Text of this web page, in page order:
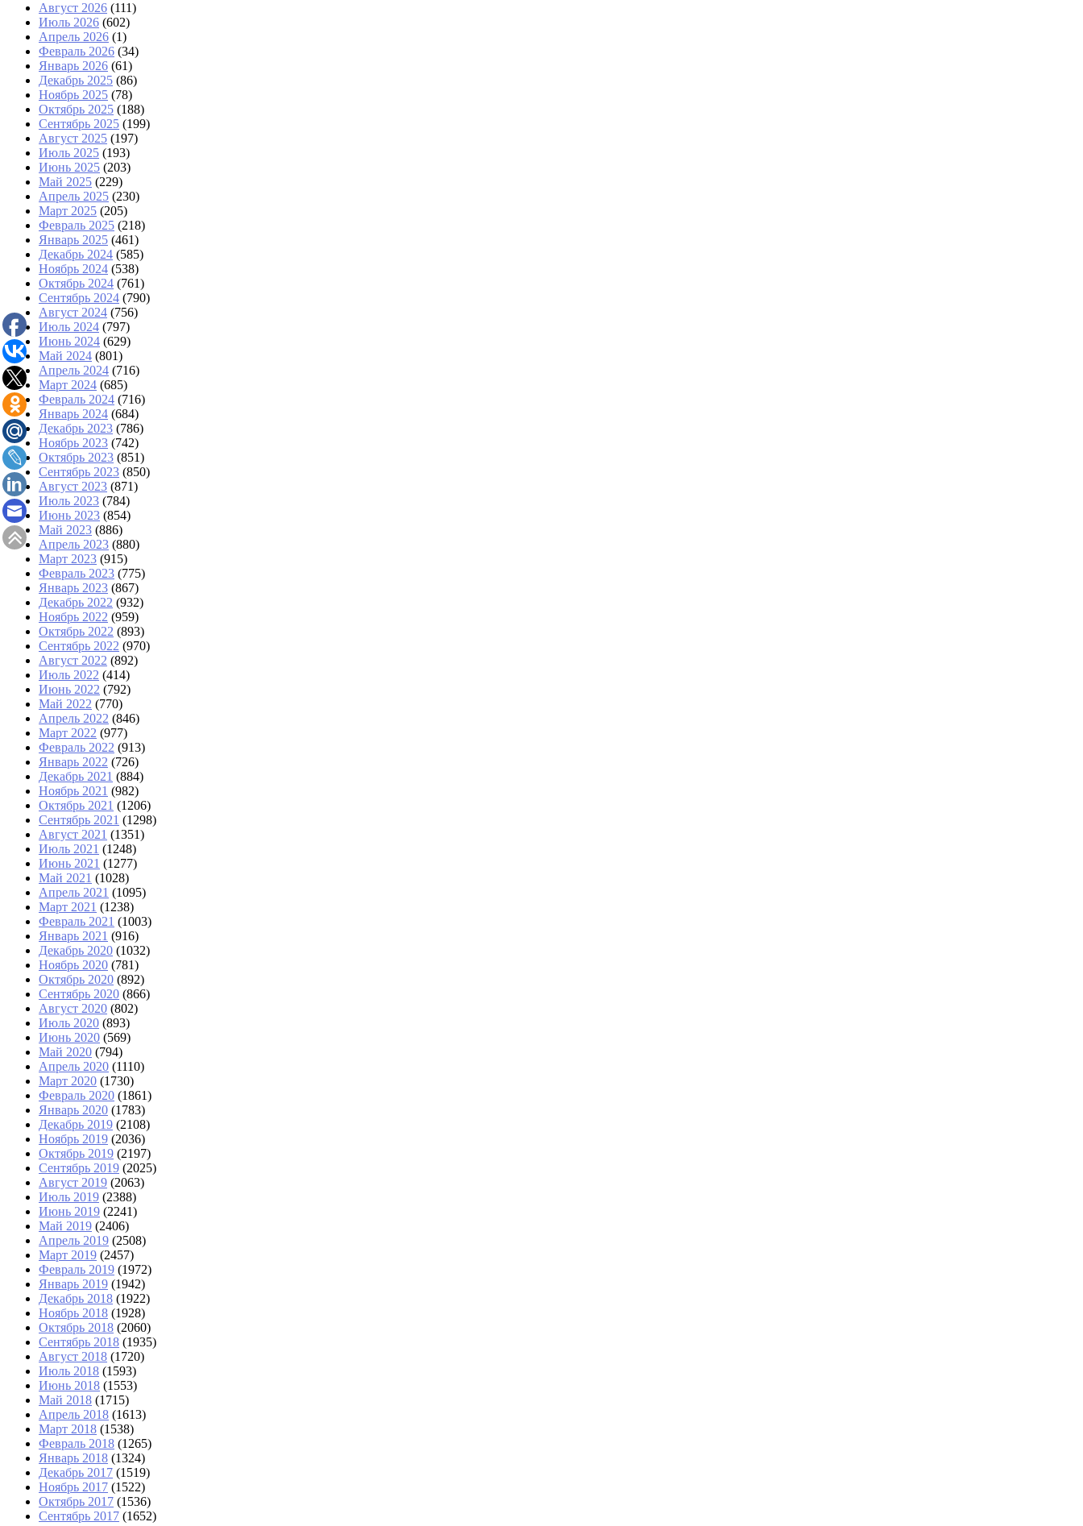
Август 2026 (111)
Июль 2026 (602)
Апрель 2026 (1)
Февраль 2026 (34)
Январь 2026 (61)
Декабрь 2025 (86)
Ноябрь 2025 (78)
Октябрь 2025 (188)
Сентябрь 2025 (199)
Август 2025 (197)
Июль 2025 (193)
Июнь 2025 (203)
Май 2025 (229)
Апрель 2025 (230)
Март 2025 (205)
Февраль 2025 (218)
Январь 2025 (461)
Декабрь 2024 (585)
Ноябрь 2024 (538)
Октябрь 2024 (761)
Сентябрь 2024 (790)
Август 2024 (756)
Июль 2024 (797)
Июнь 2024 (629)
Май 2024 (801)
Апрель 2024 (716)
Март 2024 (685)
Февраль 2024 (716)
Январь 2024 (684)
Декабрь 2023 (786)
Ноябрь 2023 (742)
Октябрь 2023 (851)
Сентябрь 2023 (850)
Август 2023 (871)
Июль 2023 (784)
Июнь 2023 (854)
Май 2023 (886)
Апрель 2023 (880)
Март 2023 (915)
Февраль 2023 (775)
Январь 2023 (867)
Декабрь 2022 (932)
Ноябрь 2022 (959)
Октябрь 2022 (893)
Сентябрь 2022 (970)
Август 2022 (892)
Июль 2022 (414)
Июнь 2022 (792)
Май 2022 (770)
Апрель 2022 (846)
Март 2022 (977)
Февраль 2022 (913)
Январь 2022 (726)
Декабрь 2021 (884)
Ноябрь 2021 (982)
Октябрь 2021 (1206)
Сентябрь 2021 (1298)
Август 2021 (1351)
Июль 2021 (1248)
Июнь 2021 (1277)
Май 2021 (1028)
Апрель 2021 (1095)
Март 2021 (1238)
Февраль 2021 (1003)
Январь 2021 (916)
Декабрь 2020 (1032)
Ноябрь 2020 (781)
Октябрь 2020 (892)
Сентябрь 2020 (866)
Август 2020 (802)
Июль 2020 (893)
Июнь 2020 (569)
Май 2020 (794)
Апрель 2020 (1110)
Март 2020 (1730)
Февраль 2020 (1861)
Январь 2020 (1783)
Декабрь 2019 (2108)
Ноябрь 2019 (2036)
Октябрь 2019 (2197)
Сентябрь 2019 (2025)
Август 2019 (2063)
Июль 2019 (2388)
Июнь 2019 (2241)
Май 2019 (2406)
Апрель 2019 (2508)
Март 2019 (2457)
Февраль 2019 (1972)
Январь 2019 (1942)
Декабрь 2018 (1922)
Ноябрь 2018 (1928)
Октябрь 2018 (2060)
Сентябрь 2018 (1935)
Август 2018 (1720)
Июль 2018 (1593)
Июнь 2018 (1553)
Май 2018 (1715)
Апрель 2018 (1613)
Март 2018 (1538)
Февраль 2018 (1265)
Январь 2018 (1324)
Декабрь 2017 (1519)
Ноябрь 2017 (1522)
Октябрь 2017 (1536)
Сентябрь 2017 (1652)